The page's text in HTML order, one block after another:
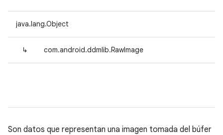
java.lang.Object
↳ com.android.ddmlib.RawImage
Son datos que representan una imagen tomada del búfer